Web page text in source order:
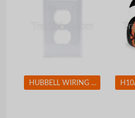
HUBBELL WIRING DEVICE-KELLEMS NP8W Wall Plate Duplex 1Gang White